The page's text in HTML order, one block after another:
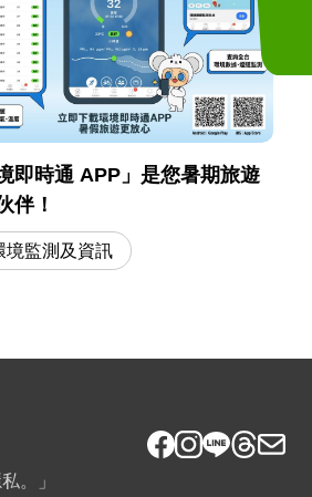
即時通 APP」是您暑期旅遊
伴！
境監測及資訊
。」